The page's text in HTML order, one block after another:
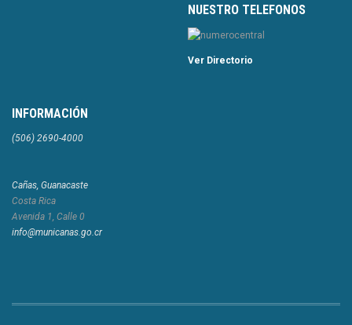
NUESTRO TELEFONOS
Ver Directorio
INFORMACIÓN
(506) 2690-4000
Cañas, Guanacaste
Costa Rica
Avenida 1, Calle 0
info@municanas.go.cr